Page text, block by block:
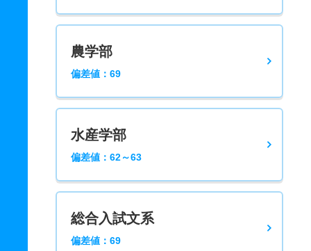
農学部
偏差値：69
水産学部
偏差値：62～63
総合入試文系
偏差値：69